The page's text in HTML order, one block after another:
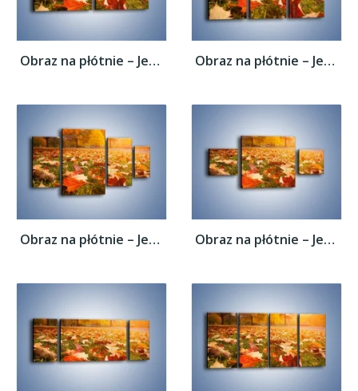
Obraz na płótnie – Jesień na trawie –... Obraz na płótnie – Jesień na trawie –...
Obraz na płótnie – Jesień na trawie –... Obraz na płótnie – Jesień na trawie –...